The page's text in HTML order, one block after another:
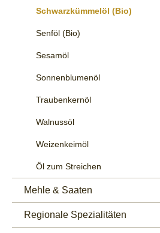
Schwarzkümmelöl (Bio)
Senföl (Bio)
Sesamöl
Sonnenblumenöl
Traubenkernöl
Walnussöl
Weizenkeimöl
Öl zum Streichen
Mehle & Saaten
Regionale Spezialitäten